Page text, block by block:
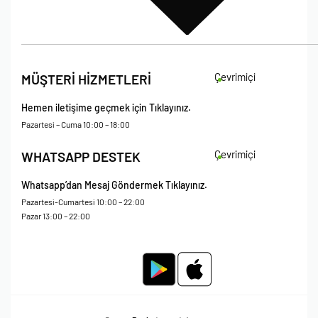
Çerez Politikası
Kişisel Verileri Koruma – Çerez ve Ticari İletişim Açık Rıza Metni
Mesafeli Satış Sözleşmesi
MÜŞTERİ HİZMETLERİ Çevrimiçi
Hemen iletişime geçmek için Tıklayınız.
Pazartesi – Cuma 10:00 – 18:00
WHATSAPP DESTEK Çevrimiçi
Whatsapp’dan Mesaj Göndermek Tıklayınız.
Pazartesi-Cumartesi 10:00 – 22:00
Pazar 13:00 – 22:00